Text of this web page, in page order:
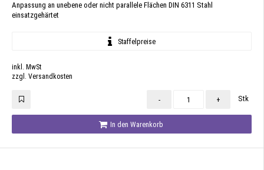
Anpassung an unebene oder nicht parallele Flächen DIN 6311 Stahl
einsatzgehärtet
Staffelpreise
inkl. MwSt
zzgl. Versandkosten
- + Stk
In den Warenkorb